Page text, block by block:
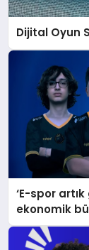
Dijital Oyun
‘E-spor
ekonomik